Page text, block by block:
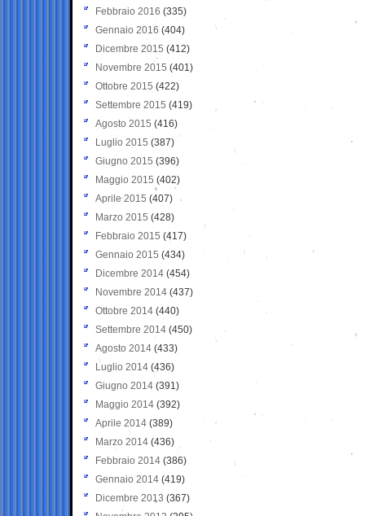
Febbraio 2016 (335)
Gennaio 2016 (404)
Dicembre 2015 (412)
Novembre 2015 (401)
Ottobre 2015 (422)
Settembre 2015 (419)
Agosto 2015 (416)
Luglio 2015 (387)
Giugno 2015 (396)
Maggio 2015 (402)
Aprile 2015 (407)
Marzo 2015 (428)
Febbraio 2015 (417)
Gennaio 2015 (434)
Dicembre 2014 (454)
Novembre 2014 (437)
Ottobre 2014 (440)
Settembre 2014 (450)
Agosto 2014 (433)
Luglio 2014 (436)
Giugno 2014 (391)
Maggio 2014 (392)
Aprile 2014 (389)
Marzo 2014 (436)
Febbraio 2014 (386)
Gennaio 2014 (419)
Dicembre 2013 (367)